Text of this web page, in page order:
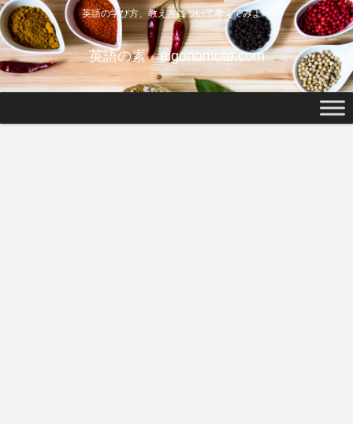
英語の学び方、教え方について考えてみよう
英語の素 eigonomoto.com